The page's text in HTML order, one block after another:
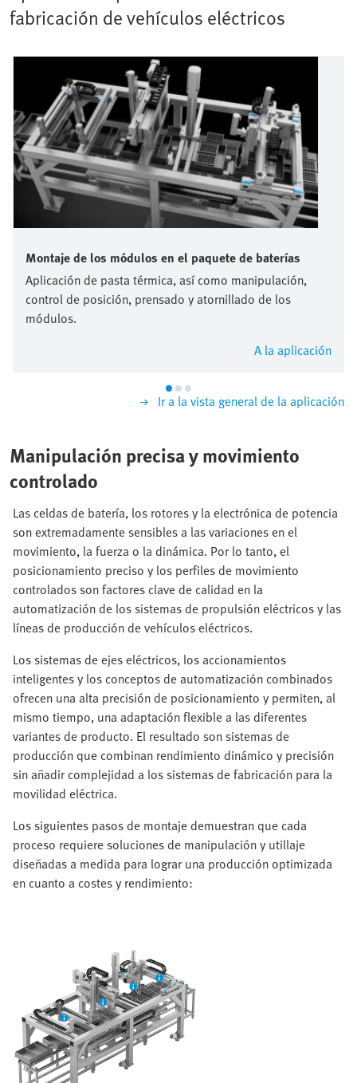
fabricación de vehículos eléctricos
Montaje de los módulos en el paquete de baterías
Aplicación de pasta térmica, así como manipulación,
control de posición, prensado y atornillado de los
módulos.
A la aplicación
Ir a la vista general de la aplicación
Manipulación precisa y movimiento
controlado
Las celdas de batería, los rotores y la electrónica de potencia
son extremadamente sensibles a las variaciones en el
movimiento, la fuerza o la dinámica. Por lo tanto, el
posicionamiento preciso y los perfiles de movimiento
controlados son factores clave de calidad en la
automatización de los sistemas de propulsión eléctricos y las
líneas de producción de vehículos eléctricos.
Los sistemas de ejes eléctricos, los accionamientos
inteligentes y los conceptos de automatización combinados
ofrecen una alta precisión de posicionamiento y permiten, al
mismo tiempo, una adaptación flexible a las diferentes
variantes de producto. El resultado son sistemas de
producción que combinan rendimiento dinámico y precisión
sin añadir complejidad a los sistemas de fabricación para la
movilidad eléctrica.
Los siguientes pasos de montaje demuestran que cada
proceso requiere soluciones de manipulación y utillaje
diseñadas a medida para lograr una producción optimizada
en cuanto a costes y rendimiento: